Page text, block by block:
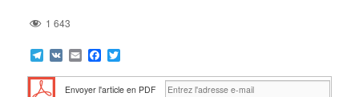
1 643
Telegram
VK EmailFacebook
Envoyer l'article en PDF